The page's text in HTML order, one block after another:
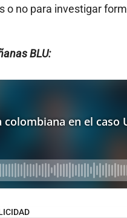
no para investigar
BLU: